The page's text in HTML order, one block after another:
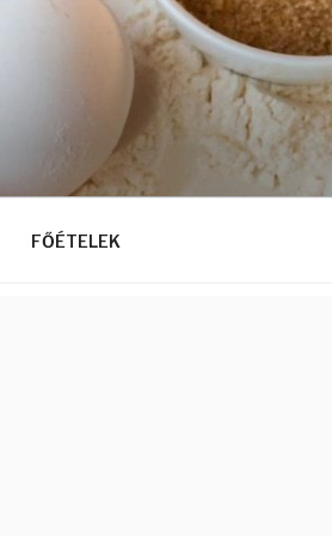
FŐÉTELEK